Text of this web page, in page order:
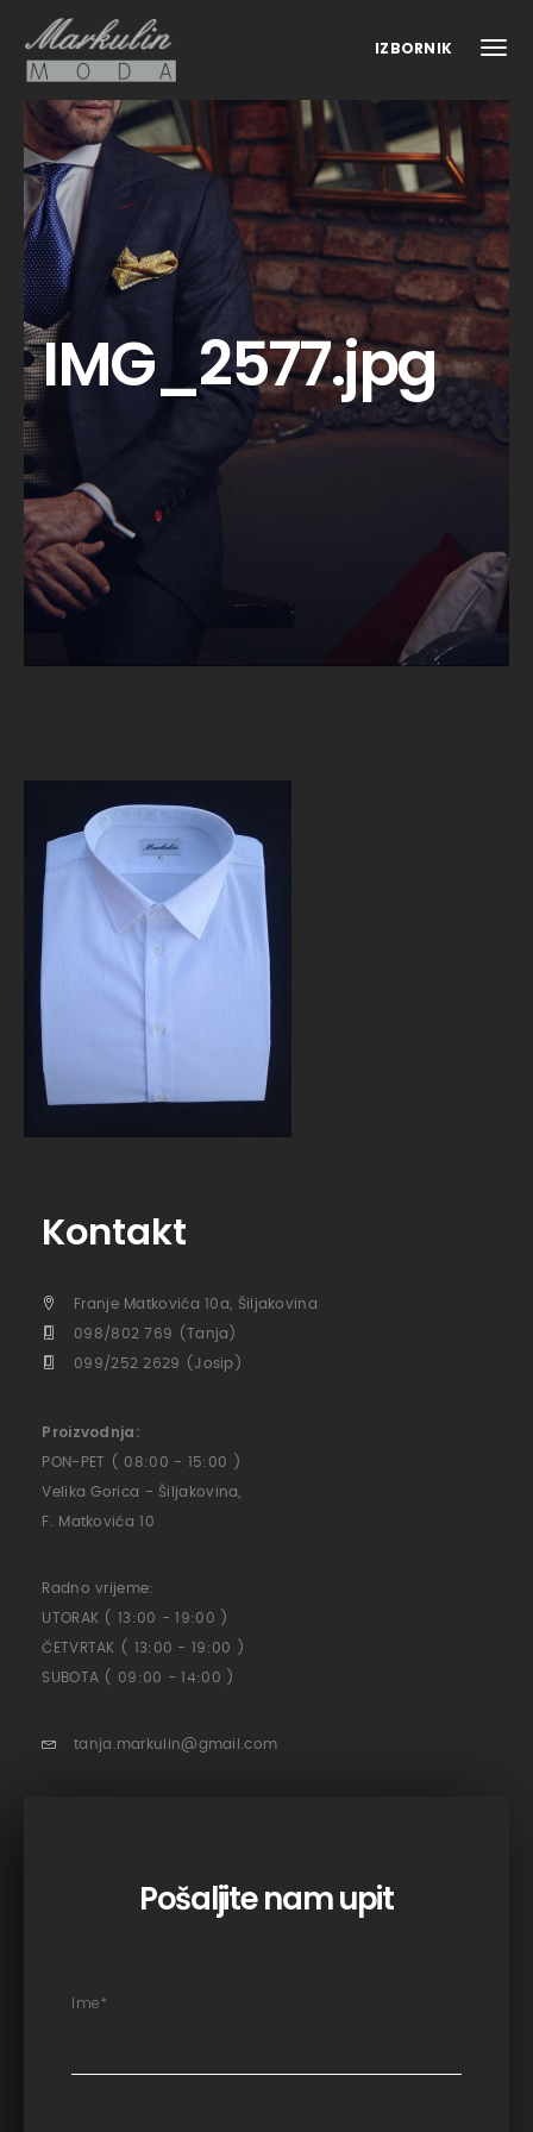
IZBORNIK
IMG_2577.jpg
Kontakt
Franje Matkovića 10a, Šiljakovina
098/802 769 (Tanja)
099/252 2629 (Josip)
Proizvodnja:
PON-PET ( 08:00 - 15:00 )
Velika Gorica - Šiljakovina,
F. Matkovića 10
Radno vrijeme:
UTORAK ( 13:00 - 19:00 )
ČETVRTAK ( 13:00 - 19:00 )
SUBOTA ( 09:00 - 14:00 )
tanja.markulin@gmail.com
Pošaljite nam upit
Ime*